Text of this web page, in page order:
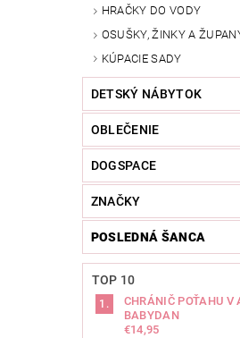
HRAČKY DO VODY
OSUŠKY, ŽINKY A
KÚPACIE SADY
DETSKÝ NÁBYTOK
OBLEČENIE
DOGSPACE
ZNAČKY
POSLEDNÁ ŠANCA
TOP 10
CHRÁNIČ POŤAHU V
BABYDAN
€14,95